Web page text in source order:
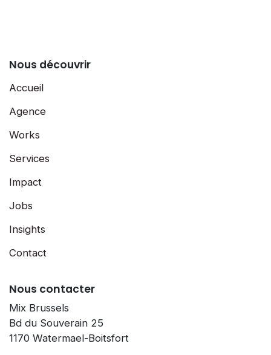
Nous découvrir
Accueil
Agence
Works
Services
Impact
Jobs
Insights
Contact
Nous contacter
Mix Brussels
Bd du Souverain 25
1170 Watermael-Boitsfort